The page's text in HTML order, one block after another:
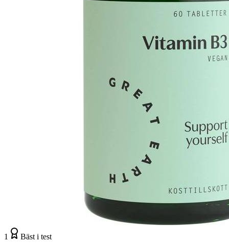
1 Bäst i test